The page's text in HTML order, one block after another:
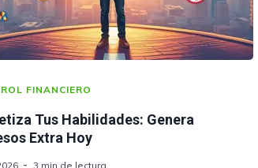
FINANCIERO
Tus Habilidades: Genera
Extra Hoy
3 min de lectura